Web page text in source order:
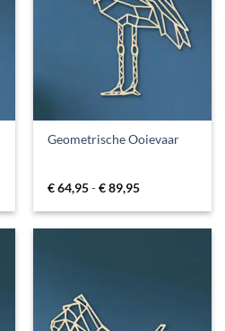
Geometrische Ooievaar
€64,95-€89,95Prijsklasse:
tot